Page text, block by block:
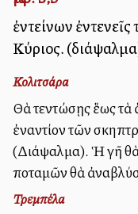
ἐντείνων
Κύριος.
Κολιτσάρα
Θὰ τεντώσῃς ἕως τὰ
ἐναντίον τῶν
(Διάψαλμα). Ἡ γῆ θὰ
ποταμῶν θὰ
Τρεμπέλα